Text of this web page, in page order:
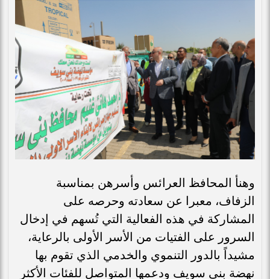
وهنأ المحافظ العرائس وأسرهن بمناسبة
الزفاف، معبرا عن سعادته وحرصه على
المشاركة في هذه الفعالية التي تُسهم في إدخال
السرور على الفتيات من الأسر الأولى بالرعاية،
مشيداً بالدور التنموي والخدمي الذي تقوم بها
نهضة بني سويف ودعمها المتواصل للفئات الأكثر